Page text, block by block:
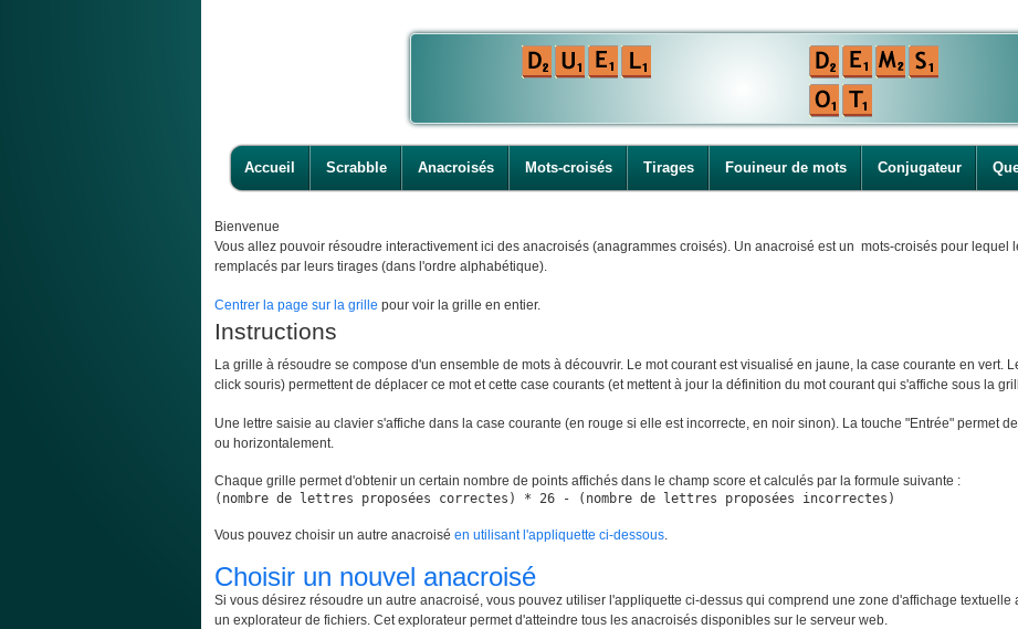
Accueil Scrabble Anacroisés Mots-croisés Tirages Fouineur de mots Conjugateur
Bienvenue
Vous allez pouvoir résoudre interactivement ici des anacroisés (anagrammes croisés). Un anacroisé est un mots-croisés pour lequel
remplacés par leurs tirages (dans l'ordre alphabétique).
Centrer la page sur la grille pour voir la grille en entier.
Instructions
La grille à résoudre se compose d'un ensemble de mots à découvrir. Le mot courant est visualisé en jaune, la case courante en vert.
click souris) permettent de déplacer ce mot et cette case courants (et mettent à jour la définition du mot courant qui s'affiche sous la
Une lettre saisie au clavier s'affiche dans la case courante (en rouge si elle est incorrecte, en noir sinon). La touche "Entrée" permet
ou horizontalement.
Chaque grille permet d'obtenir un certain nombre de points affichés dans le champ score et calculés par la formule suivante :
(nombre de lettres proposées correctes) * 26 - (nombre de lettres proposées incorrectes)
Vous pouvez choisir un autre anacroisé en utilisant l'appliquette ci-dessous.
Choisir un nouvel anacroisé
Si vous désirez résoudre un autre anacroisé, vous pouvez utiliser l'appliquette ci-dessus qui comprend une zone d'affichage
un explorateur de fichiers. Cet explorateur permet d'atteindre tous les anacroisés disponibles sur le serveur web.